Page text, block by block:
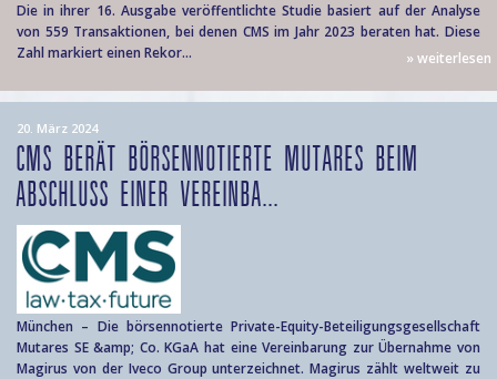
Die in ihrer 16. Ausgabe veröffentlichte Studie basiert auf der Analyse
von 559 Transaktionen, bei denen CMS im Jahr 2023 beraten hat. Diese
Zahl markiert einen Rekor...
» weiterlesen
20. März 2024
CMS BERÄT BÖRSENNOTIERTE MUTARES BEIM
ABSCHLUSS EINER VEREINBA...
München – Die börsennotierte Private-Equity-Beteiligungsgesellschaft
Mutares SE &amp; Co. KGaA hat eine Vereinbarung zur Übernahme von
Magirus von der Iveco Group unterzeichnet. Magirus zählt weltweit zu